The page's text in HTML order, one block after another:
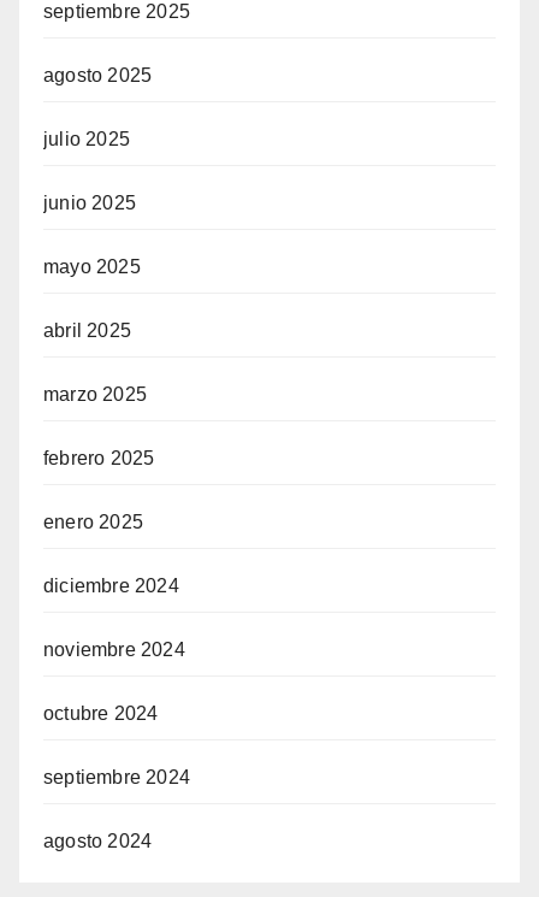
septiembre 2025
agosto 2025
julio 2025
junio 2025
mayo 2025
abril 2025
marzo 2025
febrero 2025
enero 2025
diciembre 2024
noviembre 2024
octubre 2024
septiembre 2024
agosto 2024